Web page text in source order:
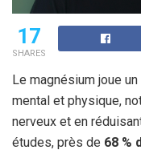
17
SHARES
Le magnésium joue
mental et physique,
nerveux et en
études, près de 68 %